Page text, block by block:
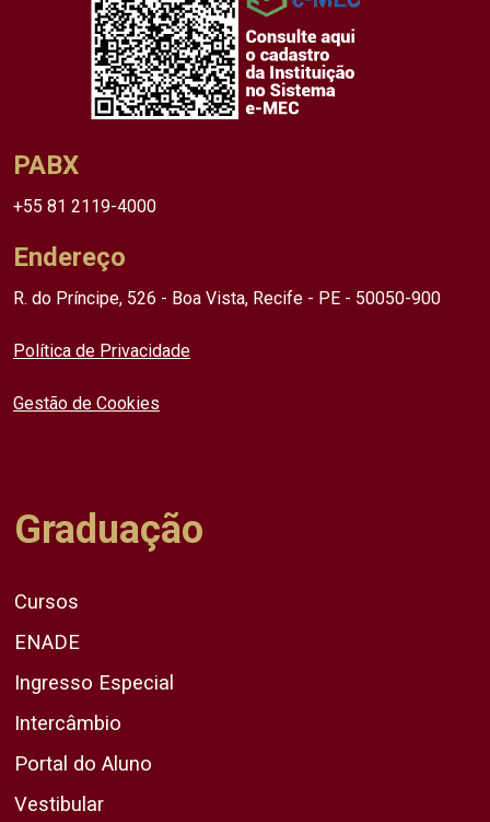
PABX
+55 81 2119-4000
Endereço
R. do Príncipe, 526 - Boa Vista, Recife - PE - 50050-900
Política de Privacidade
Gestão de Cookies
Graduação
Cursos
ENADE
Ingresso Especial
Intercâmbio
Portal do Aluno
Vestibular